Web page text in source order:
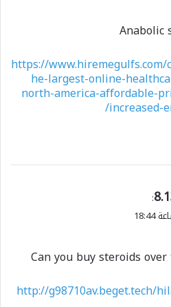
Anabolic
https://
he-largest-online-
north-america-affordable-
increased-
:
Can you buy steroids
http://g98710av.beget.tech/